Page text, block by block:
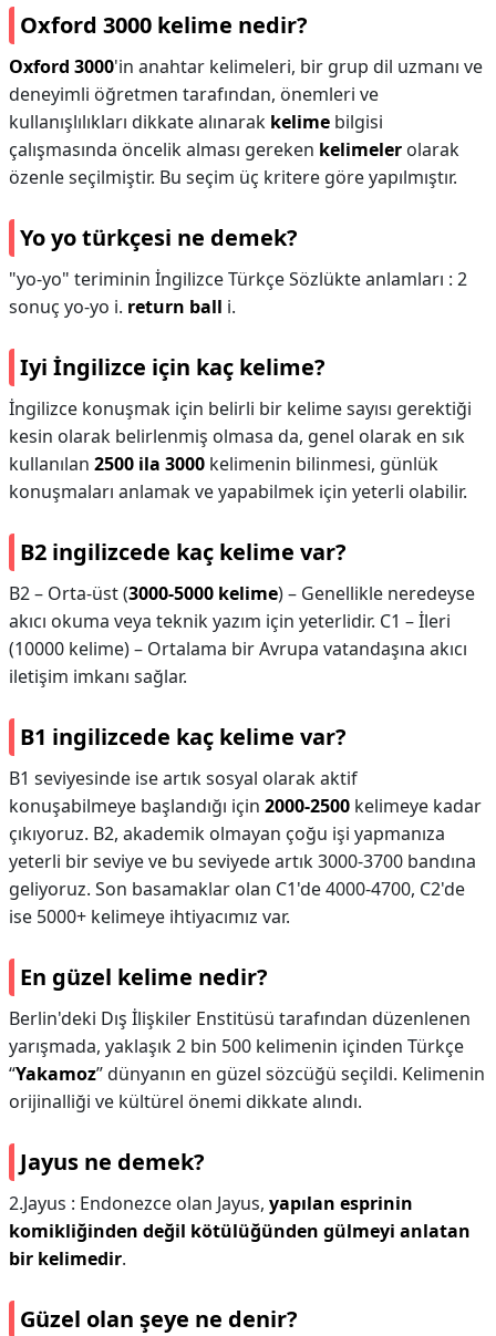
Oxford 3000 kelime nedir?
Oxford 3000'in anahtar kelimeleri, bir grup dil uzmanı ve
deneyimli öğretmen tarafından, önemleri ve
kullanışlılıkları dikkate alınarak kelime bilgisi
çalışmasında öncelik alması gereken kelimeler olarak
özenle seçilmiştir. Bu seçim üç kritere göre yapılmıştır.
Yo yo türkçesi ne demek?
"yo-yo" teriminin İngilizce Türkçe Sözlükte anlamları : 2
sonuç yo-yo i. return ball i.
Iyi İngilizce için kaç kelime?
İngilizce konuşmak için belirli bir kelime sayısı gerektiği
kesin olarak belirlenmiş olmasa da, genel olarak en sık
kullanılan 2500 ila 3000 kelimenin bilinmesi, günlük
konuşmaları anlamak ve yapabilmek için yeterli olabilir.
B2 ingilizcede kaç kelime var?
B2 – Orta-üst (3000-5000 kelime) – Genellikle neredeyse
akıcı okuma veya teknik yazım için yeterlidir. C1 – İleri
(10000 kelime) – Ortalama bir Avrupa vatandaşına akıcı
iletişim imkanı sağlar.
B1 ingilizcede kaç kelime var?
B1 seviyesinde ise artık sosyal olarak aktif
konuşabilmeye başlandığı için 2000-2500 kelimeye kadar
çıkıyoruz. B2, akademik olmayan çoğu işi yapmanıza
yeterli bir seviye ve bu seviyede artık 3000-3700 bandına
geliyoruz. Son basamaklar olan C1'de 4000-4700, C2'de
ise 5000+ kelimeye ihtiyacımız var.
En güzel kelime nedir?
Berlin'deki Dış İlişkiler Enstitüsü tarafından düzenlenen
yarışmada, yaklaşık 2 bin 500 kelimenin içinden Türkçe
“Yakamoz” dünyanın en güzel sözcüğü seçildi. Kelimenin
orijinalliği ve kültürel önemi dikkate alındı.
Jayus ne demek?
2.Jayus : Endonezce olan Jayus, yapılan esprinin
komikliğinden değil kötülüğünden gülmeyi anlatan
bir kelimedir.
Güzel olan şeye ne denir?